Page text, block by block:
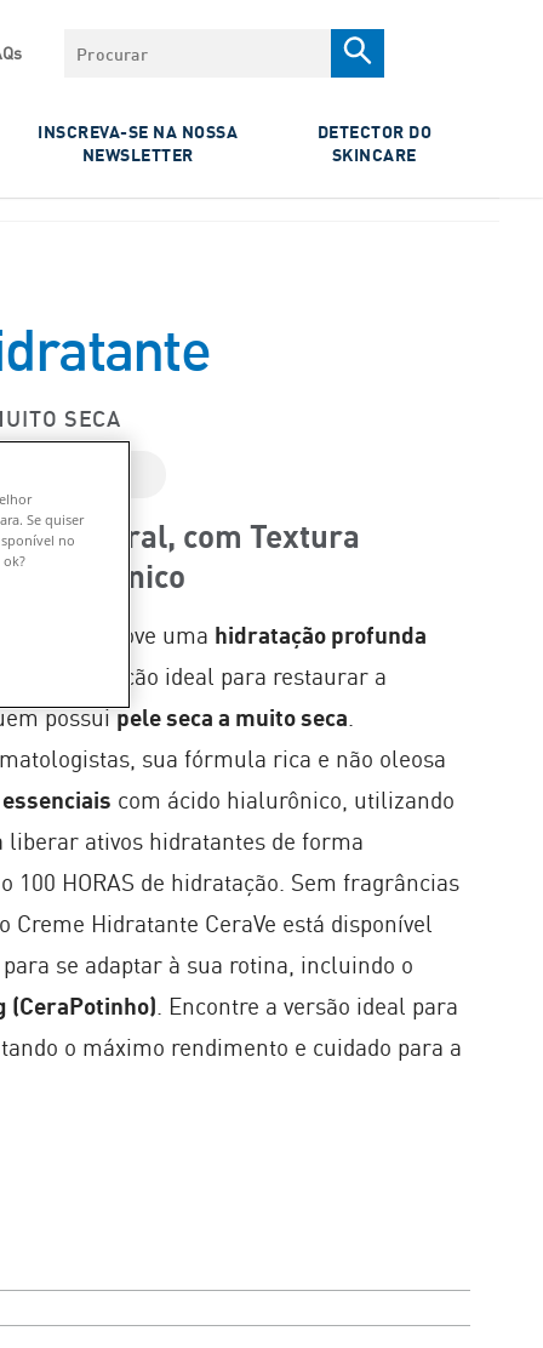
Procurar
INSCREVA-SE NA NOSSA
NEWSLETTER
DETECTOR DO
SKINCARE
SECA
Corporal, com Textura
Hialurônico
promove uma hidratação profunda
a solução ideal para restaurar a
possuipele seca a muito seca.
sua fórmula rica e não oleosa
com ácido hialurônico, utilizando
liberar ativos hidratantes de forma
100 HORAS de hidratação. Sem fragrâncias
Creme Hidratante CeraVe está disponível
se adaptar à sua rotina, incluindo o
(CeraPotinho). Encontre a versão ideal para
o máximo rendimento e cuidado para a
Se quiser
no
ok?